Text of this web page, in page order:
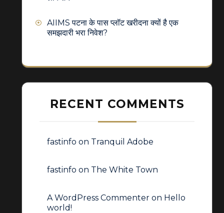
AIIMS पटना के पास प्लॉट खरीदना क्यों है एक
समझदारी भरा निवेश?
RECENT COMMENTS
fastinfo on Tranquil Adobe
fastinfo on The White Town
A WordPress Commenter on Hello
world!